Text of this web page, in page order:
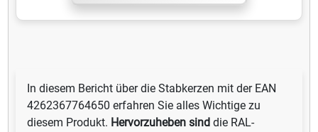
In diesem Bericht über die Stabkerzen mit der EAN
4262367764650 erfahren Sie alles Wichtige zu
diesem Produkt. Hervorzuheben sind die RAL-